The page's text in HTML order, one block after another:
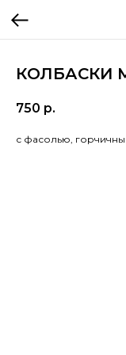
КОЛБАСКИ
750 р.
с фасолью,